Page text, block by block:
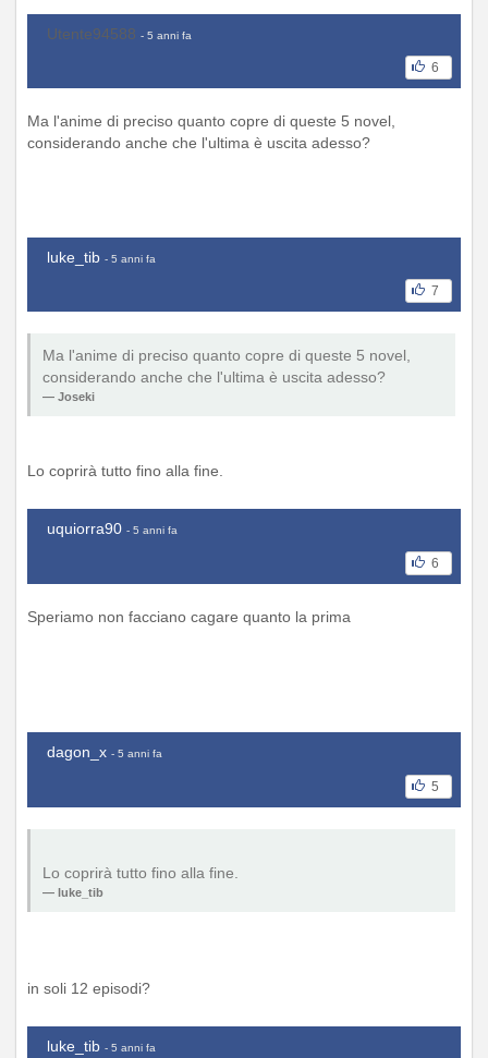
Utente94588 - 5 anni fa
6
Ma l'anime di preciso quanto copre di queste 5 novel,
considerando anche che l'ultima è uscita adesso?
luke_tib - 5 anni fa
7
Ma l'anime di preciso quanto copre di queste 5 novel,
considerando anche che l'ultima è uscita adesso?
Joseki
Lo coprirà tutto fino alla fine.
uquiorra90 - 5 anni fa
6
Speriamo non facciano cagare quanto la prima
dagon_x - 5 anni fa
5
Lo coprirà tutto fino alla fine.
luke_tib
in soli 12 episodi?
luke_tib - 5 anni fa